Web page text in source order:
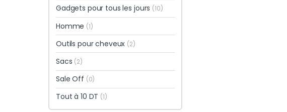
Gadgets pour tous les jours (10)
Homme (1)
Outils pour cheveux (2)
Sacs (2)
Sale Off (0)
Tout à 10 DT (1)